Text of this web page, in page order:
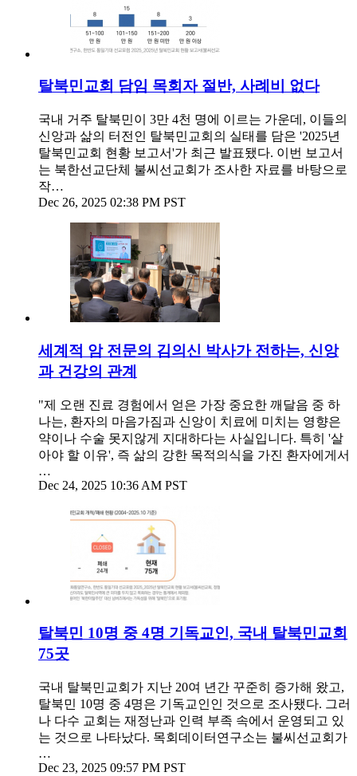
탈북민교회 담임 목회자 절반, 사례비 없다
국내 거주 탈북민이 3만 4천 명에 이르는 가운데, 이들의
신앙과 삶의 터전인 탈북민교회의 실태를 담은 '2025년
탈북민교회 현황 보고서'가 최근 발표됐다. 이번 보고서
는 북한선교단체 불씨선교회가 조사한 자료를 바탕으로
작…
Dec 26, 2025 02:38 PM PST
세계적 암 전문의 김의신 박사가 전하는, 신앙
과 건강의 관계
"제 오랜 진료 경험에서 얻은 가장 중요한 깨달음 중 하
나는, 환자의 마음가짐과 신앙이 치료에 미치는 영향은
약이나 수술 못지않게 지대하다는 사실입니다. 특히 '살
아야 할 이유', 즉 삶의 강한 목적의식을 가진 환자에게서
…
Dec 24, 2025 10:36 AM PST
탈북민 10명 중 4명 기독교인, 국내 탈북민교회
75곳
국내 탈북민교회가 지난 20여 년간 꾸준히 증가해 왔고,
탈북민 10명 중 4명은 기독교인인 것으로 조사됐다. 그러
나 다수 교회는 재정난과 인력 부족 속에서 운영되고 있
는 것으로 나타났다. 목회데이터연구소는 불씨선교회가
…
Dec 23, 2025 09:57 PM PST